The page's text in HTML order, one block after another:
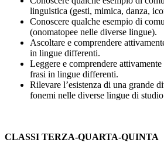
linguistica (gesti, mimica, danza,
Conoscere qualche esempio di
(onomatopee nelle diverse lingue).
Ascoltare e comprendere
in lingue differenti.
Leggere e comprendere
frasi in lingue differenti.
Rilevare l’esistenza di una grande
fonemi nelle diverse lingue di
CLASSI TERZA-QUARTA-QUINTA